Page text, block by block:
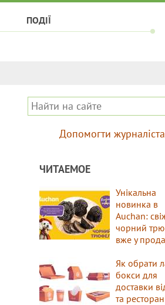
ПОДІЇ
Допомогти
ЧИТАЕМОЕ
Унікальна
новинка в
Auchan:
чорний
вже у
Як обрати
бокси для
доставки
та